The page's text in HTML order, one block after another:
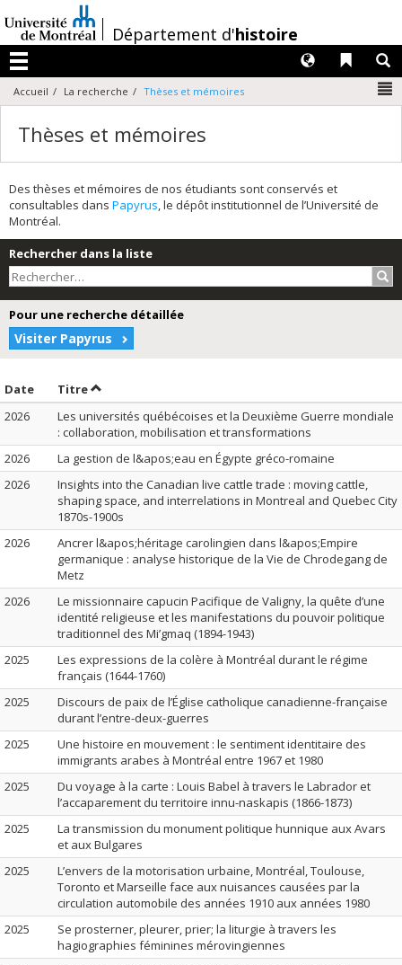
au
contenu
/Département d'histoire
Menu
Liens
Langues
Accueil La recherche Thèses et mémoires
Thèses et mémoires
Des thèses et mémoires de nos étudiants sont conservés et
consultables dans Papyrus, le dépôt institutionnel de l’Université de
Montréal.
Rechercher dans la liste
Pour une recherche détaillée
Visiter Papyrus
Date Trier par date en ordre croissant
TitreTrier par titre en ordre croissant
2026
Les universités québécoises et la Deuxième Guerre mondiale
: collaboration, mobilisation et transformations
2026
La gestion de l&apos;eau en Égypte gréco-romaine
2026
Insights into the Canadian live cattle trade : moving cattle,
shaping space, and interrelations in Montreal and Quebec City
1870s-1900s
2026
Ancrer l&apos;héritage carolingien dans l&apos;Empire
germanique : analyse historique de la Vie de Chrodegang de
Metz
2026
Le missionnaire capucin Pacifique de Valigny, la quête d’une
identité religieuse et les manifestations du pouvoir politique
traditionnel des Mi’gmaq (1894-1943)
2025
Les expressions de la colère à Montréal durant le régime
français (1644-1760)
2025
Discours de paix de l’Église catholique canadienne-française
durant l’entre-deux-guerres
2025
Une histoire en mouvement : le sentiment identitaire des
immigrants arabes à Montréal entre 1967 et 1980
2025
Du voyage à la carte : Louis Babel à travers le Labrador et
l’accaparement du territoire innu-naskapis (1866-1873)
2025
La transmission du monument politique hunnique aux Avars
et aux Bulgares
2025
L’envers de la motorisation urbaine, Montréal, Toulouse,
Toronto et Marseille face aux nuisances causées par la
circulation automobile des années 1910 aux années 1980
2025
Se prosterner, pleurer, prier; la liturgie à travers les
hagiographies féminines mérovingiennes